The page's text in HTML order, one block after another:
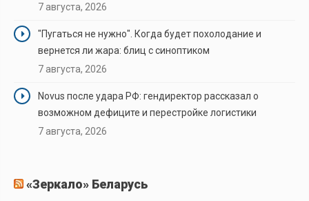
7 августа, 2026
"Пугаться не нужно". Когда будет похолодание и
вернется ли жара: блиц с синоптиком
7 августа, 2026
Novus после удара РФ: гендиректор рассказал о
возможном дефиците и перестройке логистики
7 августа, 2026
«Зеркало» Беларусь